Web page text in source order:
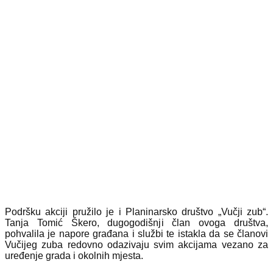
Podršku akciji pružilo je i Planinarsko društvo „Vučji zub“.
Tanja Tomić Škero, dugogodišnji član ovoga društva,
pohvalila je napore građana i službi te istakla da se članovi
Vučijeg zuba redovno odazivaju svim akcijama vezano za
uređenje grada i okolnih mjesta.